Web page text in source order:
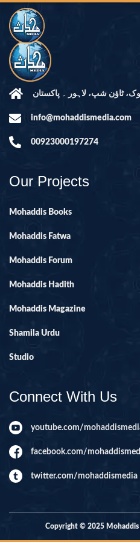
ٹاؤن شپ، لاہور ۔ پاکستان
info@mohaddismedia.com
00923000197274
Our Projects
Mohaddis Books
Mohaddis Fatwa
Mohaddis Forum
Mohaddis Hadith
Mohaddis Magazine
Shamila Urdu
Studio
Connect With Us
youtube.com/
facebook.com/
twitter.com/mohaddismedia
Copyright © 2025 Mohaddis